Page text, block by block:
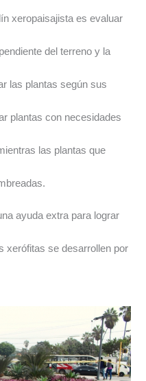
xeropaisajista es evaluar
del terreno y la
las plantas según sus
plantas con necesidades
las plantas que
ayuda extra para lograr
xerófitas se desarrollen por